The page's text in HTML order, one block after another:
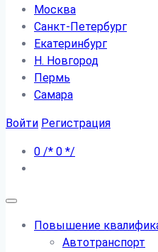
Москва
Санкт-Петербург
Екатеринбург
Н. Новгород
Пермь
Самара
Войти Регистрация
0 /* 0 */
Повышение
Автотранспорт